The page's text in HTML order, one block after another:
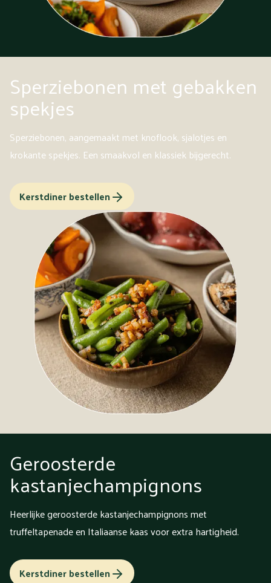
Sperziebonen met gebakken
spekjes
Sperziebonen, aangemaakt met knoflook, sjalotjes en
krokante spekjes. Een smaakvol en klassiek bijgerecht.
Kerstdiner bestellen
Geroosterde
kastanjechampignons
Heerlijke geroosterde kastanjechampignons met
truffeltapenade en Italiaanse kaas voor extra hartigheid.
Kerstdiner bestellen